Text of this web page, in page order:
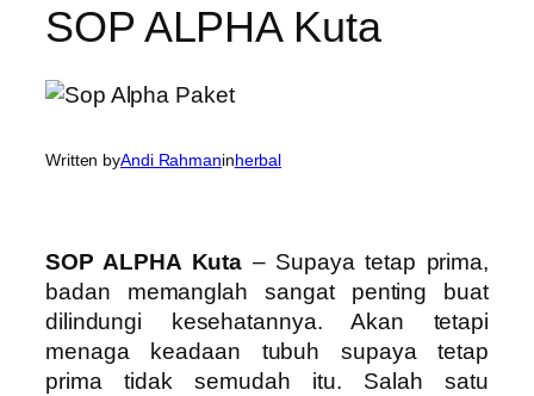
SOP ALPHA Kuta
Written byAndi Rahmaninherbal
SOP ALPHA Kuta – Supaya tetap prima,
badan memanglah sangat penting buat
dilindungi kesehatannya. Akan tetapi
menaga keadaan tubuh supaya tetap
prima tidak semudah itu. Salah satu